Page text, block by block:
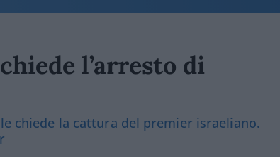
l’arresto di
chiede la cattura del premier israeliano.